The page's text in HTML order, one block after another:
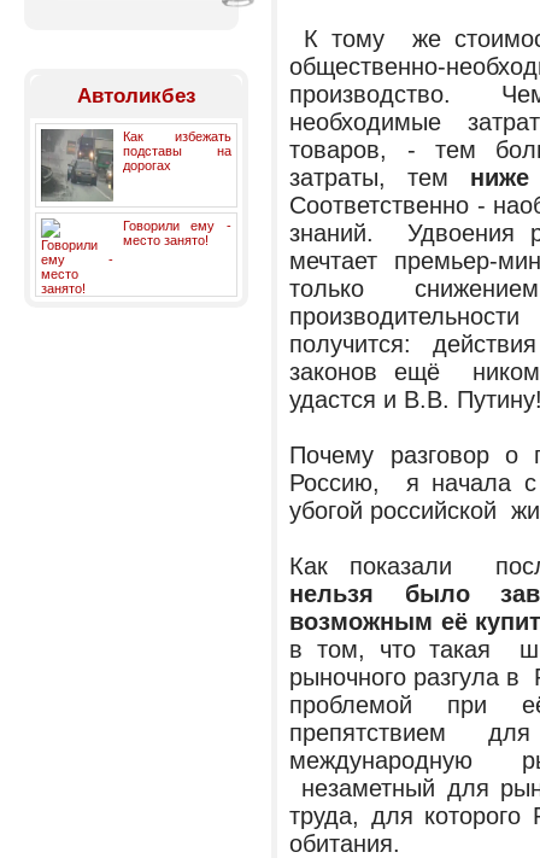
Автоликбез
Как избежать
подставы на
дорогах
Говорили ему -
место занято!
К тому же
общественно-
производство.
необходимые
товаров, - тем
затраты, тем
Соответственно -
знаний. Удвоения
мечтает премьер-
только
получится:
законов ещё
удастся и В.В.
Почему разговор о
Россию, я начала с
убогой российской
Как показали
нельзя было
возможным её
в том, что такая
рыночного разгула в
проблемой при
препятствием
международную
незаметный для
труда, для
обитания.